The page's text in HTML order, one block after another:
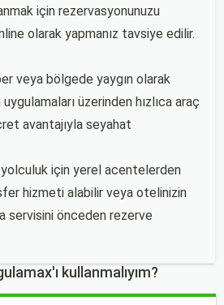
için rezervasyonunuzu
olarak yapmanız tavsiye edilir.
veya bölgede yaygın olarak
üzerinden hızlıca araç
avantajıyla seyahat
için yerel acentelerden
hizmeti alabilir veya otelinizin
servisini önceden rezerve
kullanmalıyım?